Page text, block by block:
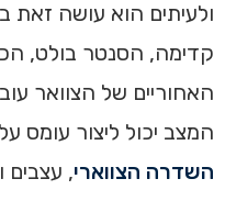
ולעיתים הוא עושה
קדימה, הסנטר בולט,
האחוריים של הצוואר
המצב יכול ליצור עומס
השדרה הצווארי, עצבים